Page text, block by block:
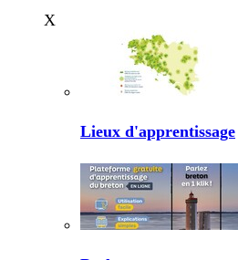
X
Lieux d'apprentissage